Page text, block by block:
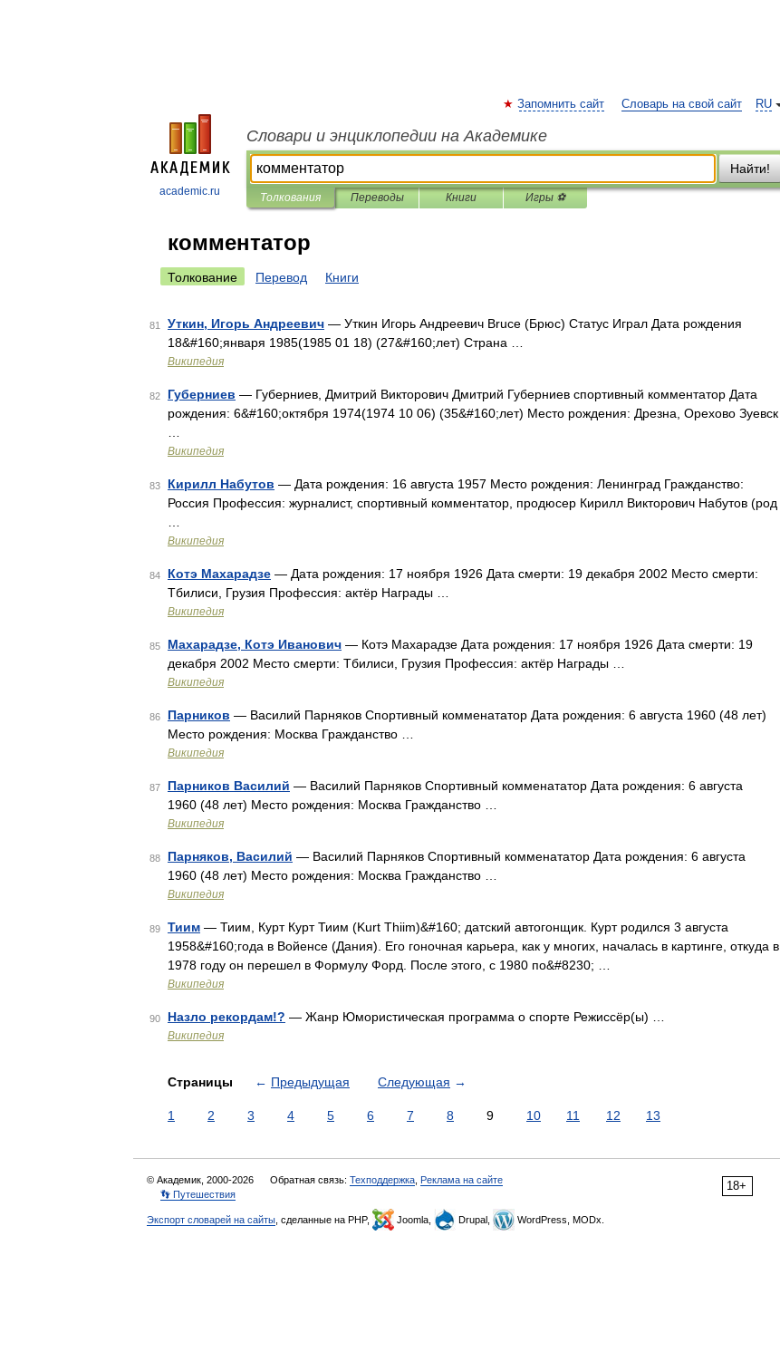
academic.ru
RU
Запомнить сайт Словарь на свой сайт
Словари и энциклопедии на Академике
Найти!
Толкования Переводы Книги Игры ⚽
комментатор
Толкование Перевод Книги
81 Уткин, Игорь Андреевич — Уткин Игорь Андреевич Bruce (Брюс) Статус Играл Дата рождения
18&#160;января 1985(1985 01 18) (27&#160;лет) Страна …
Википедия
82 Губерниев — Губерниев, Дмитрий Викторович Дмитрий Губерниев спортивный комментатор Дата
рождения: 6&#160;октября 1974(1974 10 06) (35&#160;лет) Место рождения: Дрезна, Орехово Зуевск
Википедия
83 Кирилл Набутов — Дата рождения: 16 августа 1957 Место рождения: Ленинград Гражданство:
Россия Профессия: журналист, спортивный комментатор, продюсер Кирилл Викторович Набутов (род
Википедия
84 Котэ Махарадзе — Дата рождения: 17 ноября 1926 Дата смерти: 19 декабря 2002 Место смерти:
Тбилиси, Грузия Профессия: актёр Награды …
Википедия
85 Махарадзе, Котэ Иванович — Котэ Махарадзе Дата рождения: 17 ноября 1926 Дата смерти: 19
декабря 2002 Место смерти: Тбилиси, Грузия Профессия: актёр Награды …
Википедия
86 Парников — Василий Парняков Спортивный комменататор Дата рождения: 6 августа 1960 (48 лет)
Место рождения: Москва Гражданство …
Википедия
87 Парников Василий — Василий Парняков Спортивный комменататор Дата рождения: 6 августа
1960 (48 лет) Место рождения: Москва Гражданство …
Википедия
88 Парняков, Василий — Василий Парняков Спортивный комменататор Дата рождения: 6 августа
1960 (48 лет) Место рождения: Москва Гражданство …
Википедия
89 Тиим — Тиим, Курт Курт Тиим (Kurt Thiim)&#160; датский автогонщик. Курт родился 3 августа
1958&#160;года в Войенсе (Дания). Его гоночная карьера, как у многих, началась в картинге, откуда в
1978 году он перешел в Формулу Форд. После этого, с 1980 по&#8230; …
Википедия
90 Назло рекордам!? — Жанр Юмористическая программа о спорте Режиссёр(ы) …
Википедия
Страницы ← Предыдущая Следующая →
1 2 3 4 5 6 7 8 9 10 11 12 13
18+
© Академик, 2000-2026 Обратная связь: Техподдержка Реклама на сайте
👣 Путешествия
Экспорт словарей на сайты , сделанные на PHP, Joomla, Drupal, WordPress, MODx.